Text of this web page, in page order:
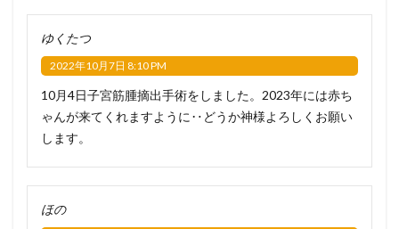
ゆくたつ
2022年10月7日 8:10 PM
10月4日子宮筋腫摘出手術をしました。2023年には赤ち
ゃんが来てくれますように‥どうか神様よろしくお願い
します。
ほの